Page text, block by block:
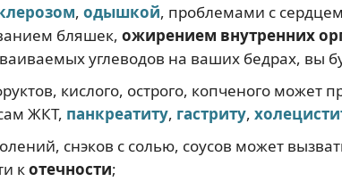
, одышкой, проблемами с
бляшек, ожирением внутренних
углеводов на ваших бедрах, вы
кислого, острого, копченого может
ЖКТ, панкреатиту, гастриту,
снэков с солью, соусов может
котечности;